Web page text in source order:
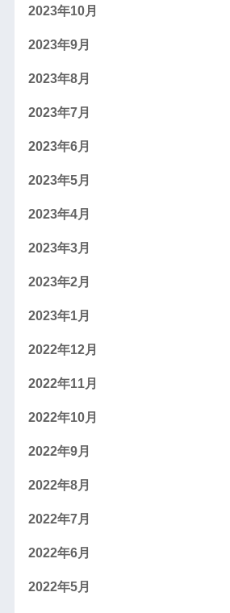
2023年10月
2023年9月
2023年8月
2023年7月
2023年6月
2023年5月
2023年4月
2023年3月
2023年2月
2023年1月
2022年12月
2022年11月
2022年10月
2022年9月
2022年8月
2022年7月
2022年6月
2022年5月